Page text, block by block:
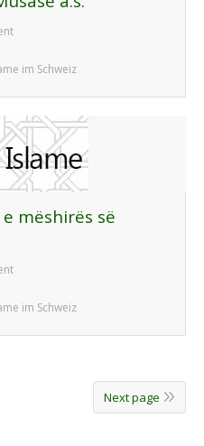
im Schweiz
mëshirës së
im Schweiz
Next page